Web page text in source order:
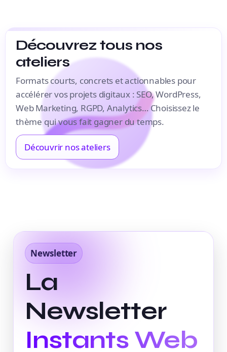
Découvrez tous nos
ateliers
Formats courts, concrets et actionnables pour
accélérer vos projets digitaux : SEO, WordPress,
Web Marketing, RGPD, Analytics… Choisissez le
thème qui vous fait gagner du temps.
Découvrir nos ateliers
Newsletter
La
Newsletter
Instants Web